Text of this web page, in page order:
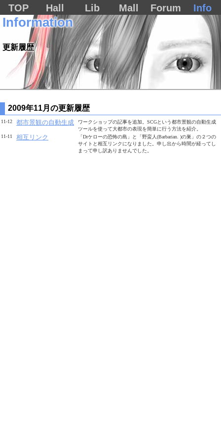
TOP Hall Lib Mall Forum Info
Information
更新履歴
2009年11月の更新履歴
11-12 都市景観の自動生成
ワークショップの記事を追加。SCGという都市景観の自動生成
ツールを使って大都市の表現を簡単に行う方法を紹介。
11-11
相互リンク
「Drケローの恐怖の島」と「野蛮人(Barbarian. )の巣」の２つの
サイトと相互リンクになりました。申し出から時間が経ってし
まって申し訳ありませんでした。